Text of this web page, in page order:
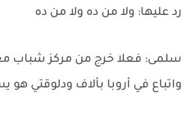
رد عليها: ولا من ده ولا من ده
سلمى: فعلا خرج من مركز شباب
واتباع في أروبا بألاف ودلوقتي